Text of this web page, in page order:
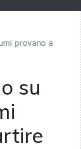
provano a
su